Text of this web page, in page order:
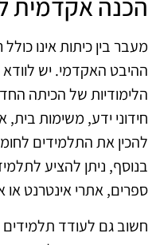
הכנה אקדמית
מעבר בין כיתות אינו
ההיבט האקדמי. יש
הלימודיות של הכיתה
חידוני ידע, משימות בית,
להכין את התלמידים
בנוסף, ניתן להציע
ספרים, אתרי אינטרנט או
חשוב גם לעודד